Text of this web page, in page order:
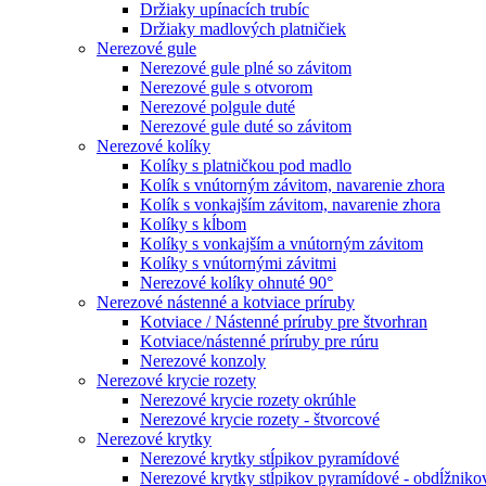
Držiaky upínacích trubíc
Držiaky madlových platničiek
Nerezové gule
Nerezové gule plné so závitom
Nerezové gule s otvorom
Nerezové polgule duté
Nerezové gule duté so závitom
Nerezové kolíky
Kolíky s platničkou pod madlo
Kolík s vnútorným závitom, navarenie zhora
Kolík s vonkajším závitom, navarenie zhora
Kolíky s kĺbom
Kolíky s vonkajším a vnútorným závitom
Kolíky s vnútornými závitmi
Nerezové kolíky ohnuté 90°
Nerezové nástenné a kotviace príruby
Kotviace / Nástenné príruby pre štvorhran
Kotviace/nástenné príruby pre rúru
Nerezové konzoly
Nerezové krycie rozety
Nerezové krycie rozety okrúhle
Nerezové krycie rozety - štvorcové
Nerezové krytky
Nerezové krytky stĺpikov pyramídové
Nerezové krytky stĺpikov pyramídové -